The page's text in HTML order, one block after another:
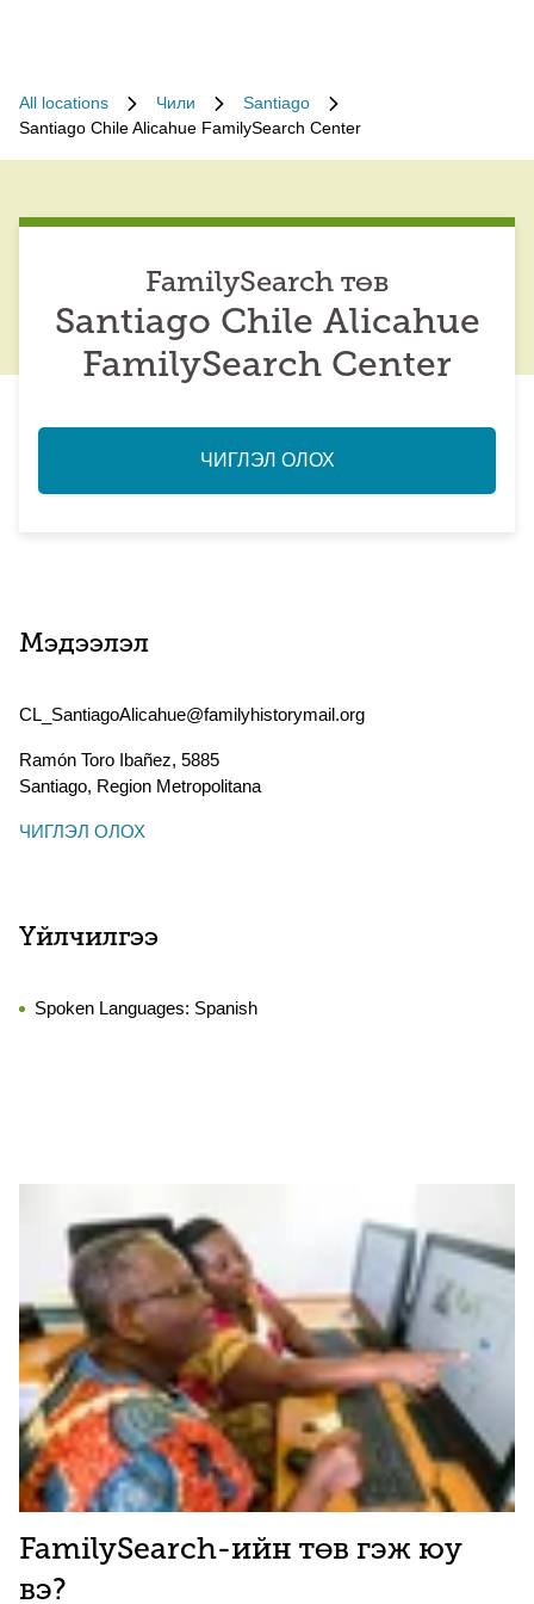
All locations Чили
Santiago
Santiago Chile Alicahue FamilySearch Center
FamilySearch төв
Santiago Chile Alicahue
FamilySearch Center
ЧИГЛЭЛ ОЛОХ
Мэдээлэл
CL_SantiagoAlicahue@familyhistorymail.org
Ramón Toro Ibañez, 5885
Santiago, Region Metropolitana
ЧИГЛЭЛ ОЛОХ
Үйлчилгээ
Spoken Languages: Spanish
FamilySearch-ийн төв гэж юу
вэ?